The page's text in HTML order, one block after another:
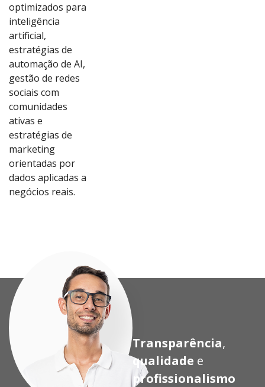
optimizados para
inteligência
artificial,
estratégias de
automação de AI,
gestão de redes
sociais com
comunidades
ativas e
estratégias de
marketing
orientadas por
dados aplicadas a
negócios reais.
Transparência,
qualidade e
profissionalismo